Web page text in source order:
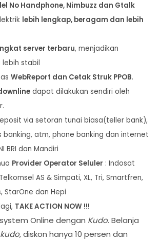
No Handphone, Nimbuzz dan Gtalk
lebih lengkap, beragam dan lebih
server terbaru, menjadikan
lebih stabil
WebReport dan Cetak Struk PPOB.
dapat dilakukan sendiri oleh
via setoran tunai biasa(teller bank),
banking, atm, phone banking dan internet
BRI dan Mandiri
Provider Operator Seluler : Indosat
AS & Simpati, XL, Tri, Smartfren,
StarOne dan Hepi
TAKE ACTION NOW !!!
Online dengan Kudo. Belanja
kudo, diskon hanya 10 persen dan